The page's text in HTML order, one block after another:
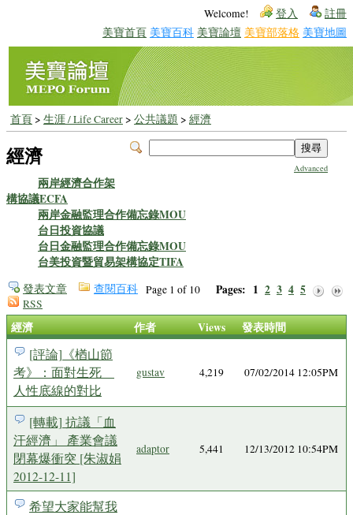
Welcome! 登入 註冊
美寶首頁 美寶百科 美寶論壇 美寶部落格 美寶地圖
首頁> 生涯 / Life Career> 公共議題 > 經濟
Advanced
經濟
兩岸經濟合作架
構協議ECFA
兩岸金融監理合作備忘錄MOU
台日投資協議
台日金融監理合作備忘錄MOU
台美投資暨貿易架構協定TIFA
Page 1 of 10 Pages: 1 2 3 4 5
發表文章
查閱百科
RSS
經濟 作者 Views 發表時間
[評論]《楢山節
考》：面對生死
人性底線的對比
gustav 4,219 07/02/2014 12:05PM
[轉載] 抗議「血
汗經濟」 產業會議
閉幕爆衝突 [朱淑娟
2012-12-11]
adaptor 5,441 12/13/2012 10:54PM
希望大家能幫我